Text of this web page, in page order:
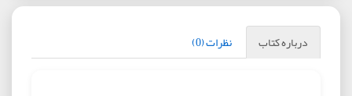
درباره کتاب نظرات (0)